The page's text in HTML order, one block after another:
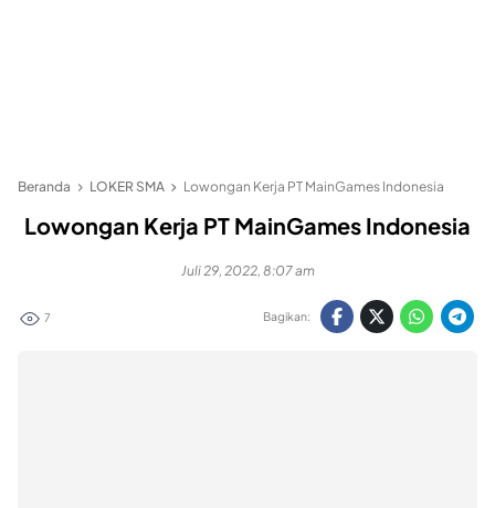
Beranda LOKER SMA Lowongan Kerja PT MainGames Indonesia
Lowongan Kerja PT MainGames Indonesia
Juli 29, 2022, 8:07 am
7 Bagikan: